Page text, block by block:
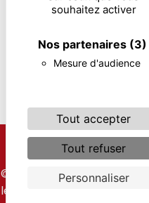
souhaitez activer
Nos partenaires (3)
Mesure d'audience
Tout accepter
Tout refuser
Personnaliser
d’organiser le sort de vos
exercer ces droits par voie
électronique à l'adresse . Un
être demandé. Nous
de prise de contact puis
aux fins probatoires et de
droit de vous inscrire sur la
téléphonique, disponible à
Consultez le site cnil.fr pour
© - 2026 - Tous
légales